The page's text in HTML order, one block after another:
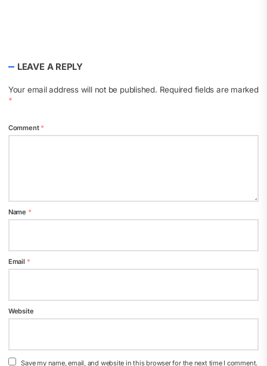
LEAVE A REPLY
Your email address will not be published. Required fields are marked
*
Comment *
Name *
Email *
Website
Save my name, email, and website in this browser for the next time I comment.